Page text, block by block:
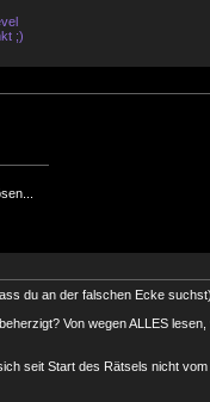
;)
du an der falschen Ecke suchst)
Von wegen ALLES lesen,
seit Start des Rätsels nicht